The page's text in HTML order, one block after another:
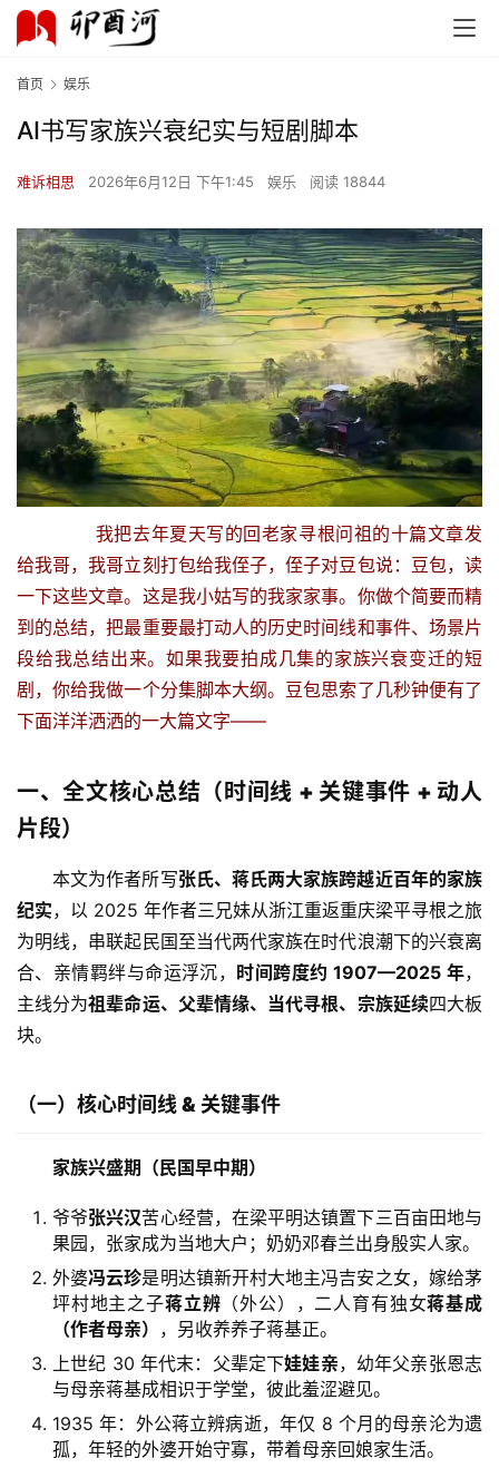
首页 娱乐
AI书写家族兴衰纪实与短剧脚本
难诉相思 2026年6月12日 下午1:45 娱乐 阅读 18844
我把去年夏天写的回老家寻根问祖的十篇文章发
给我哥，我哥立刻打包给我侄子，侄子对豆包说：豆包，读
一下这些文章。这是我小姑写的我家家事。你做个简要而精
到的总结，把最重要最打动人的历史时间线和事件、场景片
段给我总结出来。如果我要拍成几集的家族兴衰变迁的短
剧，你给我做一个分集脚本大纲。 豆包思索了几秒钟便有了
下面洋洋洒洒的一大篇文字——
一、全文核心总结（时间线 + 关键事件 + 动人
片段）
本文为作者所写张氏、蒋氏两大家族跨越近百年的家族
纪实，以 2025 年作者三兄妹从浙江重返重庆梁平寻根之旅
为明线，串联起民国至当代两代家族在时代浪潮下的兴衰离
合、亲情羁绊与命运浮沉， 时间跨度约 1907—2025 年，
主线分为祖辈命运、父辈情缘、当代寻根、宗族延续四大板
块。
（一）核心时间线 & 关键事件
家族兴盛期（民国早中期）
爷爷张兴汉苦心经营，在梁平明达镇置下三百亩田地与
果园，张家成为当地大户；奶奶邓春兰出身殷实人家。
外婆冯云珍是明达镇新开村大地主冯吉安之女，嫁给茅
坪村地主之子蒋立辨 （外公），二人育有独女蒋基成
（作者母亲） ，另收养养子蒋基正。
上世纪 30 年代末：父辈定下娃娃亲，幼年父亲张恩志
与母亲蒋基成相识于学堂，彼此羞涩避见。
1935 年：外公蒋立辨病逝，年仅 8 个月的母亲沦为遗
孤，年轻的外婆开始守寡，带着母亲回娘家生活。